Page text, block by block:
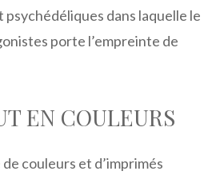
dans laquelle le
porte l’empreinte de
EN COULEURS
de couleurs et d’imprimés